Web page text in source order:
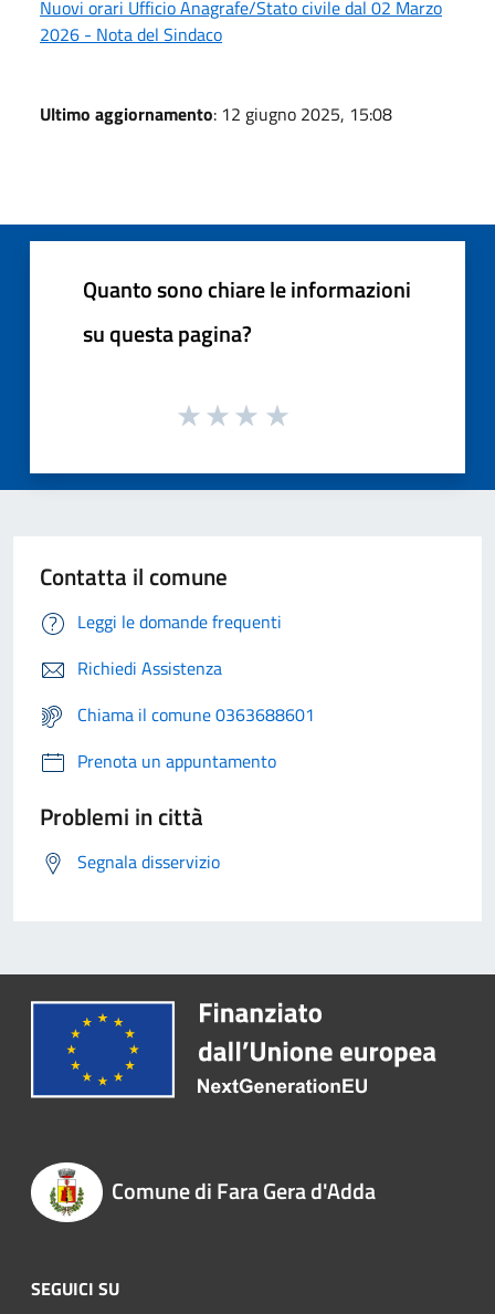
Nuovi orari Ufficio Anagrafe/Stato civile dal 02 Marzo
2026 - Nota del Sindaco
Ultimo aggiornamento: 12 giugno 2025, 15:08
Quanto sono chiare le informazioni
su questa pagina?
Contatta il comune
Leggi le domande frequenti
Richiedi Assistenza
Chiama il comune 0363688601
Prenota un appuntamento
Problemi in città
Segnala disservizio
Comune di Fara Gera d'Adda
SEGUICI SU